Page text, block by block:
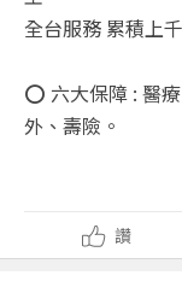
全台服務 累積上
⭕ 六大保障 : 醫
外、壽險。
讚